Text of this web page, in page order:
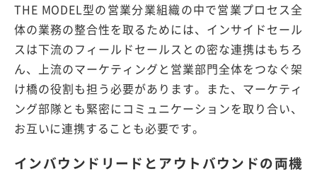
THE MODEL型の営業分業組織の中で営業プロセス全
体の業務の整合性を取るためには、インサイドセール
スは下流のフィールドセールスとの密な連携はもちろ
ん、上流のマーケティングと営業部門全体をつなぐ架
け橋の役割も担う必要があります。また、マーケティ
ング部隊とも緊密にコミュニケーションを取り合い、
お互いに連携することも必要です。
インバウンドリードとアウトバウンドの両機